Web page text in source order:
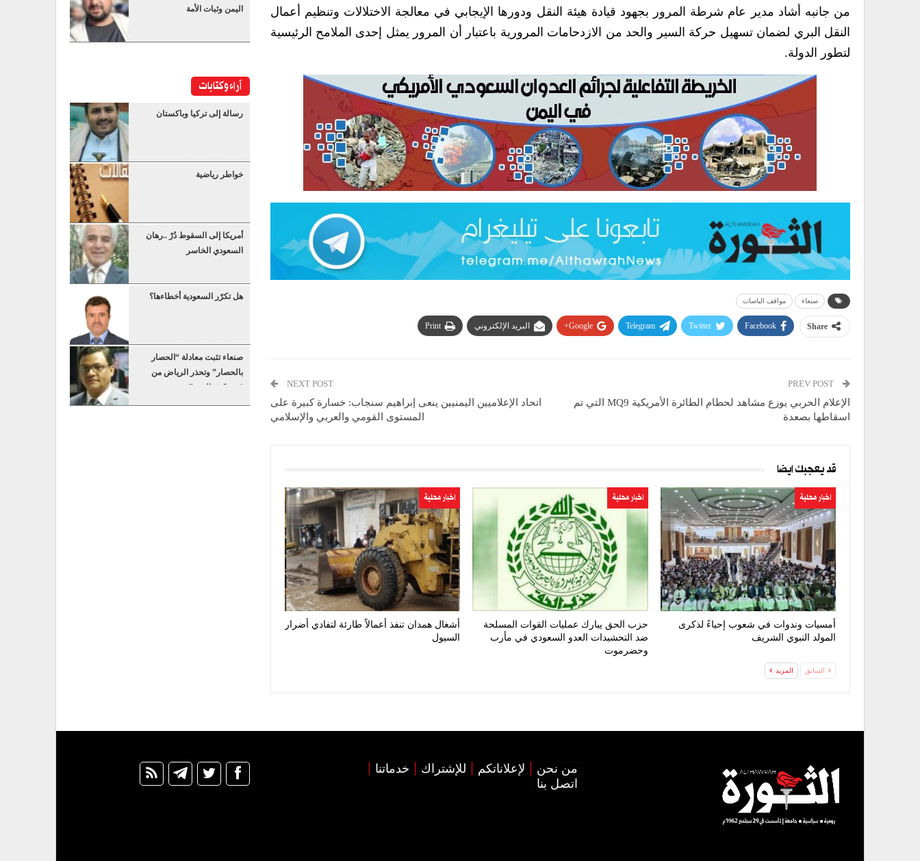
من جانبه أشاد مدير عام شرطة المرور بجهود قيادة هيئة النقل ودورها الإيجابي في معالجة الاختلالات وتنظيم أعمال
النقل البري لضمان تسهيل حركة السير والحد من الازدحامات المرورية باعتبار أن المرور يمثل إحدى الملامح الرئيسية
لتطور الدولة.
صنعاء مواقف الباصات
Share
Facebook
Twitter
Telegram
Google+ البريد الإلكتروني Print
الإعلام الحربي يوزع مشاهد لحطام الطائرة الأمريكية MQ9 التي تم
اسقاطها بصعدة
NEXT POST
اتحاد الإعلاميين اليمنيين ينعى إبراهيم سنجاب: خسارة كبيرة على
المستوى القومي والعربي والإسلامي
قد يعجبك ايضا
اخبار محلية
أمسيات وندوات في شعوب إحياءً لذكرى
المولد النبوي الشريف
اخبار محلية
حزب الحق يبارك عمليات القوات المسلحة
ضد التحشيدات العدو السعودي في مأرب
وحضرموت
اخبار محلية
أشغال همدان تنفذ أعمالاً طارئة لتفادي أضرار
السيول
السابق المزيد
اليمن وثبات الأمة
آراء وكتابات
رسالة إلى تركيا وباكستان
خواطر رياضية
أمريكا إلى السقوط دُرْ ..رهان
السعودي الخاسر
هل تكرّر السعودية أخطاءها؟
صنعاء تثبت معادلة “الحصار
بالحصار” وتحذر الرياض من
“عسكرة البحر”
من نحن لإعلاناتكم للإشتراك
خدماتنا
اتصل بنا